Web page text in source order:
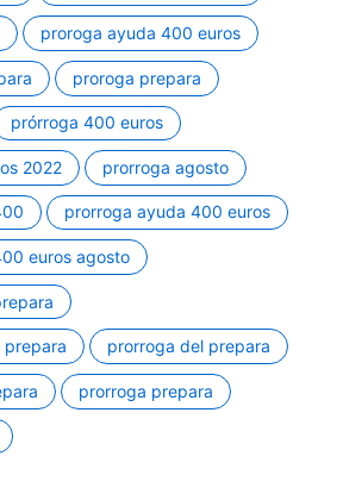
proroga ayuda 400 euros
proroga prepara
prórroga 400 euros
2022 prorroga agosto
prorroga ayuda 400 euros
euros agosto
prepara prorroga del prepara
prorroga prepara